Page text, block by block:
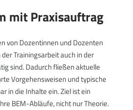
mit Praxisauftrag
von Dozentinnen und Dozenten
Trainingsarbeit auch in der
sind. Dadurch fließen aktuelle
Vorgehensweisen und typische
in die Inhalte ein. Ziel ist ein
BEM-Abläufe, nicht nur Theorie.